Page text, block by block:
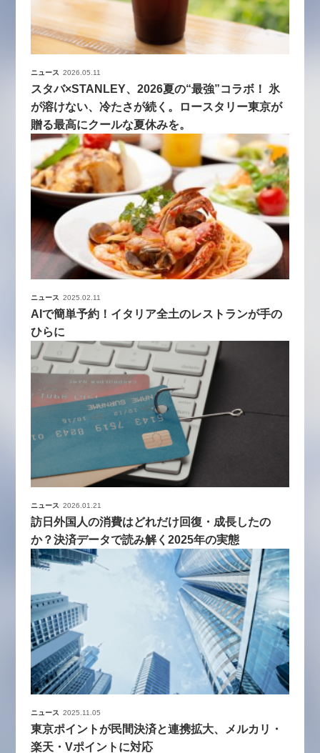
ニュース 2026.05.11
スタバ×STANLEY、2026夏の“最強”コラボ！ 氷
が溶けない、冷たさが続く。ロースタリー東京が
贈る最高にクールな夏休みを。
ニュース 2025.02.11
AIで簡単予約！イタリア全土のレストランが手の
ひらに
ニュース 2026.01.21
訪日外国人の消費はどれだけ回復・成長したの
か？決済データで読み解く2025年の実態
ニュース 2025.11.05
東京ポイントが民間決済と連携拡大、メルカリ・
楽天・Vポイントに対応